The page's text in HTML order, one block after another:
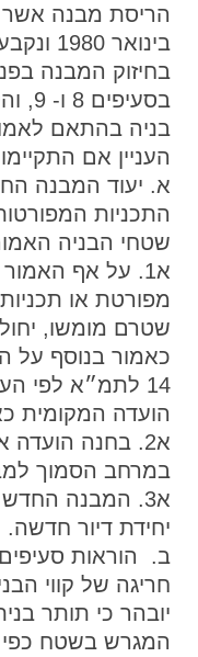
בינואר
בחיזוק המבנה
העניין אם
א. יעוד המבנה
התכניות
שטחי הבניה
מפורטת או תכניות
שטרם מומשו,
14 לתמ״א לפי
הועדה המקומית
א2. בחנה
במרחב הסמוך
א3. המבנה החדש
יחידת דיור חדשה.
חריגה של קווי
יובהר כי תותר
המגרש בשטח כפי